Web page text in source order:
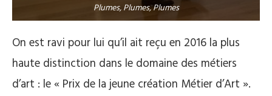
Plumes, Plumes, Plumes
On est ravi pour lui qu’il ait reçu en 2016 la plus
haute distinction dans le domaine des métiers
d’art : le « Prix de la jeune création Métier d’Art ».